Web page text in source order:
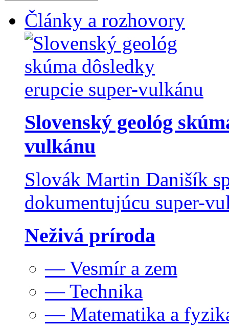
Články a rozhovory
Slovenský geológ
vulkánu
Slovák Martin Danišík
dokumentujúcu super-
Neživá príroda
— Vesmír a zem
— Technika
— Matematika a